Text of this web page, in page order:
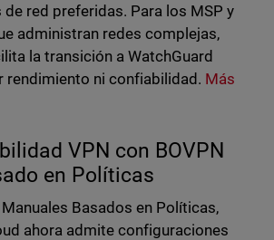
red preferidas. Para los MSP y
administran redes complejas,
la transición a WatchGuard
rendimiento ni confiabilidad. Más
VPN con BOVPN
en Políticas
Basados en Políticas,
ahora admite configuraciones